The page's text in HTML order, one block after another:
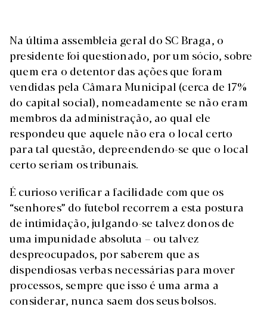
Na última assembleia geral do SC Braga, o
presidente foi questionado, por um sócio, sobre
quem era o detentor das ações que foram
vendidas pela Câmara Municipal (cerca de 17%
do capital social), nomeadamente se não eram
membros da administração, ao qual ele
respondeu que aquele não era o local certo
para tal questão, depreendendo-se que o local
certo seriam os tribunais.
É curioso verificar a facilidade com que os
“senhores” do futebol recorrem a esta postura
de intimidação, julgando-se talvez donos de
uma impunidade absoluta – ou talvez
despreocupados, por saberem que as
dispendiosas verbas necessárias para mover
processos, sempre que isso é uma arma a
considerar, nunca saem dos seus bolsos.